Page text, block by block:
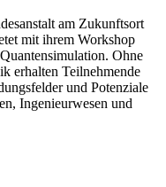
am Zukunftsort
mit ihrem Workshop
Ohne
erhalten Teilnehmende
und Potenziale
Ingenieurwesen und